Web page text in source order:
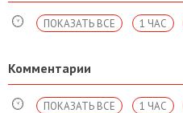
1 ЧАС
ПОКАЗАТЬ ВСЕ
Комментарии
1 ЧАС
ПОКАЗАТЬ ВСЕ